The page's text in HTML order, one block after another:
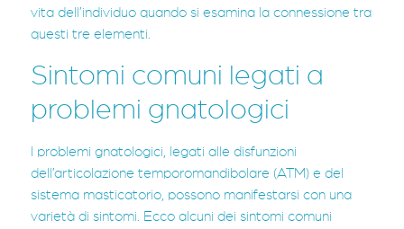
vita dell’individuo quando si esamina la connessione tra
questi tre elementi.
Sintomi comuni legati a
problemi gnatologici
I problemi gnatologici, legati alle disfunzioni
dell’articolazione temporomandibolare (ATM) e del
sistema masticatorio, possono manifestarsi con una
varietà di sintomi. Ecco alcuni dei sintomi comuni